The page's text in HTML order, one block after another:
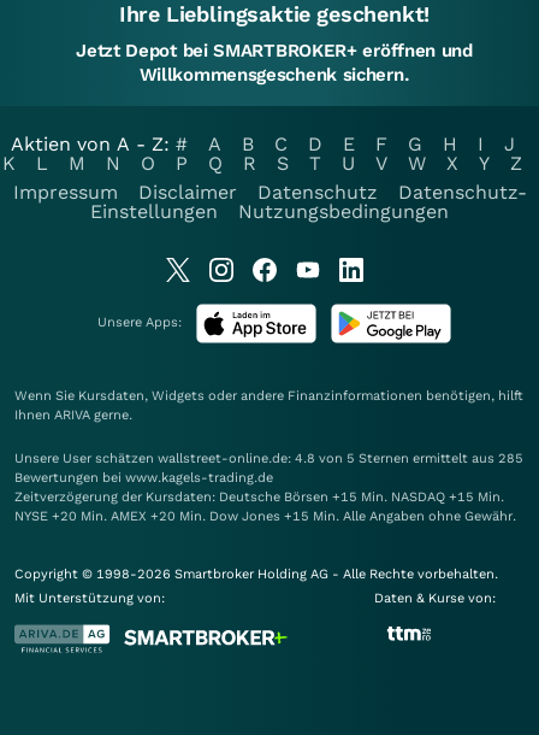
Ihre Lieblingsaktie geschenkt!
Jetzt Depot bei SMARTBROKER+ eröffnen und
Willkommensgeschenk sichern.
Aktien von A - Z: # A B C D E F G H I
J
K
L M N O P Q R S T U V W X Y
Z
Impressum
Disclaimer Datenschutz
Datenschutz-
Einstellungen
Nutzungsbedingungen
Unsere Apps:
Wenn Sie Kursdaten, Widgets oder andere Finanzinformationen benötigen, hilft
Ihnen ARIVA gerne.
Unsere User schätzen wallstreet-online.de: 4.8 von 5 Sternen ermittelt aus 285
Bewertungen bei www.kagels-trading.de
Zeitverzögerung der Kursdaten: Deutsche Börsen +15 Min. NASDAQ +15 Min.
NYSE +20 Min. AMEX +20 Min. Dow Jones +15 Min. Alle Angaben ohne Gewähr.
Copyright © 1998-2026 Smartbroker Holding AG - Alle Rechte vorbehalten.
Mit Unterstützung von:
Daten & Kurse von: